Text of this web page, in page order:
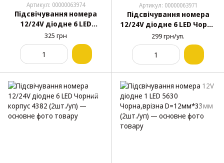
Артикул: 00000063974
Підсвічування номера
12/24V діодне 6 LED
Червоне "Eska Design" EK-
147 Туреччина (2шт./уп)
325 грн
Артикул: 00000063971
Підсвічування номера
12/24V діодне 6 LED Чорна
"Form Plas" FR0215
Туреччина (2шт./уп)
299 грн/уп.